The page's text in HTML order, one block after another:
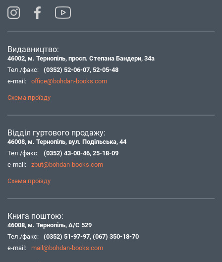
Видавництво:
46002, м. Тернопіль, просп. Степана Бандери, 34а
Тел./факс:
(0352) 52-06-07, 52-05-48
e-mail:
office@bohdan-books.com
Схема проїзду
Відділ гуртового продажу:
46008, м. Тернопіль, вул. Подільська, 44
Тел./факс:
(0352) 43-00-46, 25-18-09
e-mail:
zbut@bohdan-books.com
Схема проїзду
Книга поштою:
46008, м. Тернопіль, А/С 529
Тел./факс:
(0352) 51-97-97, (067) 350-18-70
e-mail:
mail@bohdan-books.com